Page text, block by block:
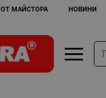
ОТ МАЙСТОРА НОВИНИ